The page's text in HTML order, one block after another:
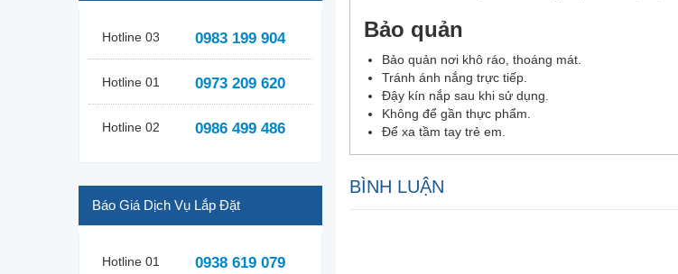
Hotline 03 0983 199 904
Hotline 01 0973 209 620
Hotline 02 0986 499 486
Báo Giá Dịch Vụ Lắp Đặt
Hotline 01 0938 619 079
Bảo quản
Bảo quản nơi khô ráo, thoáng mát.
Tránh ánh nắng trực tiếp.
Đậy kín nắp sau khi sử dụng.
Không để gần thực phẩm.
Để xa tầm tay trẻ em.
BÌNH LUẬN